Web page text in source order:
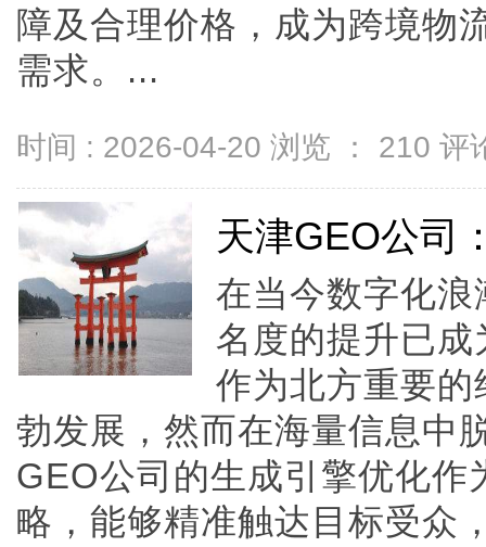
障及合理价格，成为跨境物
需求。...
时间 : 2026-04-20 浏览 ： 210 评
天津GEO公司
在当今数字化
名度的提升已
作为北方重要
勃发展，然而在海量信息中
GEO公司的生成引擎优化作
略，能够精准触达目标受众